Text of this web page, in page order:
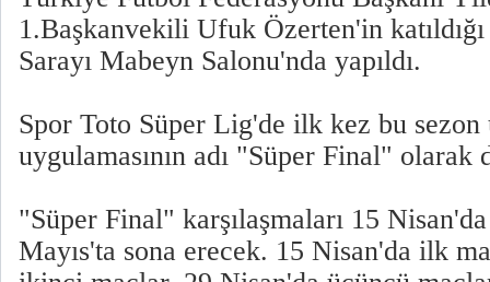
1.Başkanvekili Ufuk Özerten'in katıldığı
Sarayı Mabeyn Salonu'nda yapıldı.
Spor Toto Süper Lig'de ilk kez bu
uygulamasının adı "Süper Final"
"Süper Final" karşılaşmaları 15
Mayıs'ta sona erecek. 15 Nisan'da ilk